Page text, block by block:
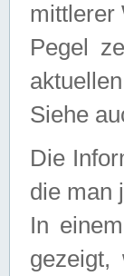
mittlerer
Pegel
Siehe
Die
die man
In
gezeigt,